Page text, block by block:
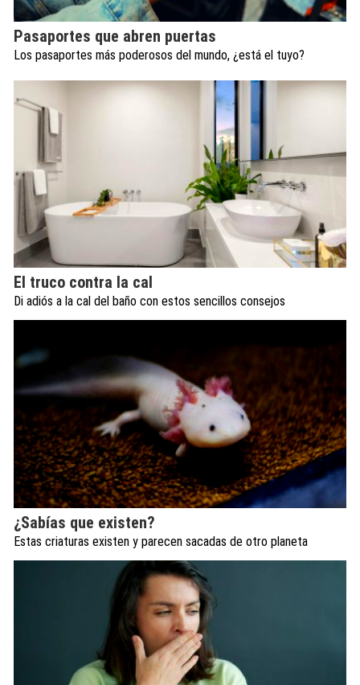
Pasaportes que abren puertas
Los pasaportes más poderosos del mundo, ¿está el tuyo?
El truco contra la cal
Di adiós a la cal del baño con estos sencillos consejos
¿Sabías que existen?
Estas criaturas existen y parecen sacadas de otro planeta